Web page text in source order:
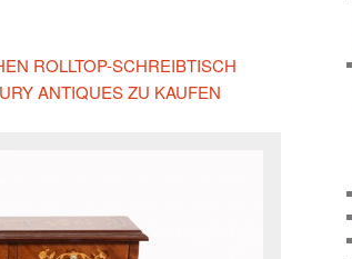
ROLLTOP-SCHREIBTISCH
ANTIQUES ZU KAUFEN